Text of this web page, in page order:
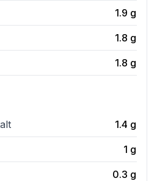
1.9 g
1.8 g
1.8 g
1.4 g
1 g
0.3 g